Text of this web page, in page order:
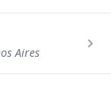
Aires